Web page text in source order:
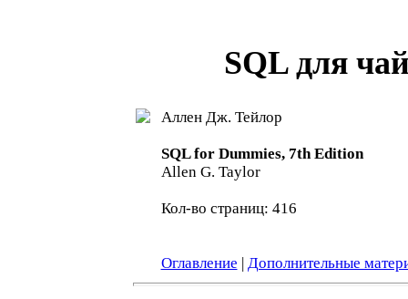
SQL для
Аллен Дж. Тейлор
SQL for Dummies, 7th Edition
Allen G. Taylor
Кол-во страниц: 416
Оглавление | Дополнительные